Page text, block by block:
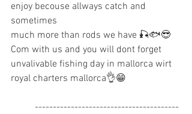
enjoy becouse allways catch and
sometimes
much more than rods we have 🎣🐟😎
Com with us and you will dont forget
unvalivable fishing day in mallorca wirt
royal charters mallorca👌😁
----------------------------------------